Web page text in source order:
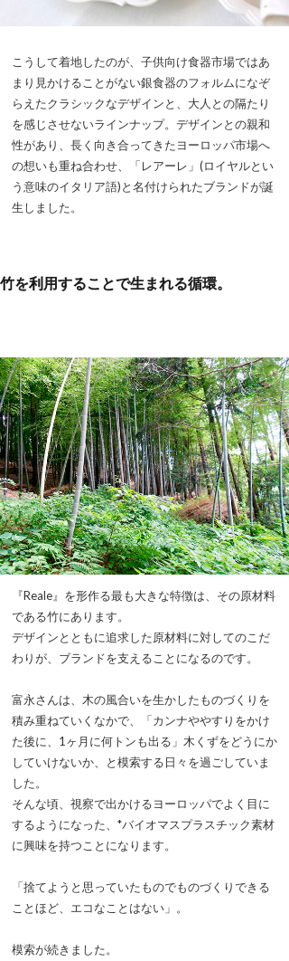
こうして着地したのが、子供向け食器市場ではあ
まり見かけることがない銀食器のフォルムになぞ
らえたクラシックなデザインと、大人との隔たり
を感じさせないラインナップ。デザインとの親和
性があり、長く向き合ってきたヨーロッパ市場へ
の想いも重ね合わせ、「レアーレ」(ロイヤルとい
う意味のイタリア語)と名付けられたブランドが誕
生しました。
竹を利用することで生まれる循環。
『Reale』を形作る最も大きな特徴は、その原材料
である竹にあります。
デザインとともに追求した原材料に対してのこだ
わりが、ブランドを支えることになるのです。
富永さんは、木の風合いを生かしたものづくりを
積み重ねていくなかで、「カンナややすりをかけ
た後に、1ヶ月に何トンも出る」木くずをどうにか
していけないか、と模索する日々を過ごしていま
した。
そんな頃、視察で出かけるヨーロッパでよく目に
するようになった、*バイオマスプラスチック素材
に興味を持つことになります。
「捨てようと思っていたものでものづくりできる
ことほど、エコなことはない」。
模索が続きました。